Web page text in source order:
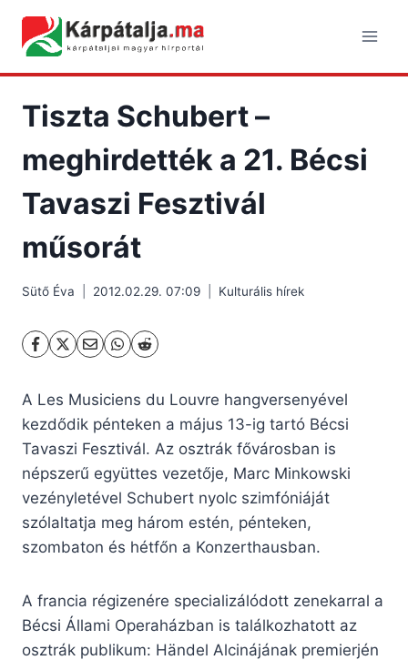
content
Tiszta Schubert –
meghirdették a 21. Bécsi
Tavaszi Fesztivál
műsorát
Sütő Éva 2012.02.29. 07:09 Kulturális hírek
A Les Musiciens du Louvre hangversenyével
kezdődik pénteken a május 13-ig tartó Bécsi
Tavaszi Fesztivál. Az osztrák fővárosban is
népszerű együttes vezetője, Marc Minkowski
vezényletével Schubert nyolc szimfóniáját
szólaltatja meg három estén, pénteken,
szombaton és hétfőn a Konzerthausban.
A francia régizenére specializálódott zenekarral a
Bécsi Állami Operaházban is találkozhatott az
osztrák publikum: Händel Alcinájának premierjén